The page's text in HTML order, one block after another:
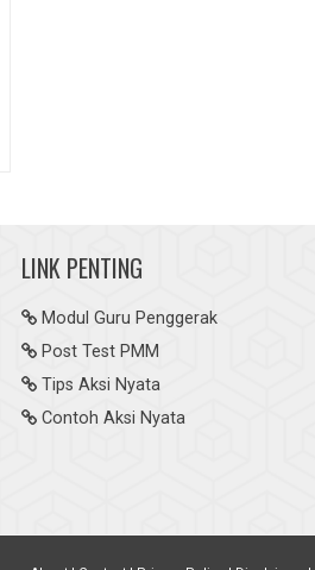
LINK PENTING
Modul Guru Penggerak
Post Test PMM
Tips Aksi Nyata
Contoh Aksi Nyata